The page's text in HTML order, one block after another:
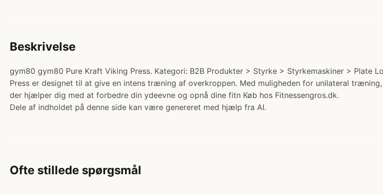
Beskrivelse
gym80 gym80 Pure Kraft Viking Press. Kategori: B2B Produkter > Styrke > Styrkemaskiner > Plate
Press er designet til at give en intens træning af overkroppen. Med muligheden for unilateral
der hjælper dig med at forbedre din ydeevne og opnå dine fitn Køb hos Fitnessengros.dk.
Dele af indholdet på denne side kan være genereret med hjælp fra AI.
Ofte stillede spørgsmål